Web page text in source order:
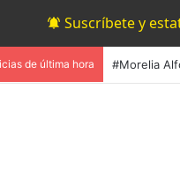
Suscríbete y
de última hora